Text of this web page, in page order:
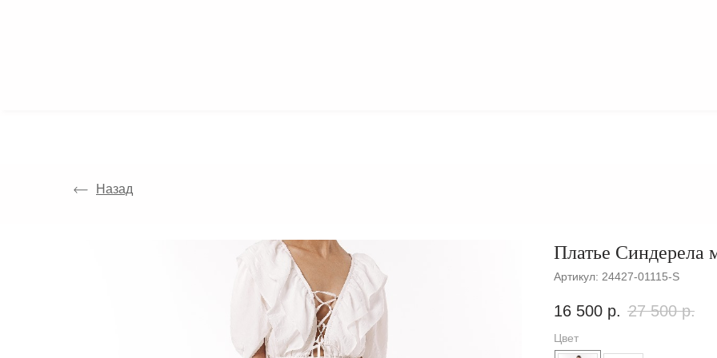
Назад
Платье Синдерела
Артикул: 24427-01115-S
16 500 р. 27 500 р.
Цвет